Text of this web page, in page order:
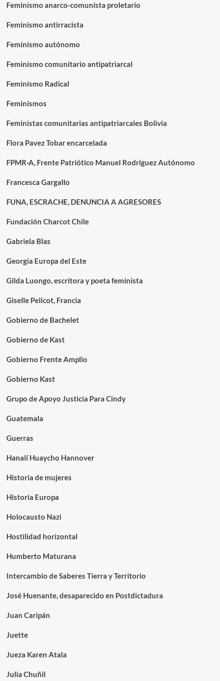
Feminismo anarco-comunista proletario
Feminismo antirracista
Feminismo autónomo
Feminismo comunitario antipatriarcal
Feminismo Radical
Feminismos
Feministas comunitarias antipatriarcales Bolivia
Flora Pavez Tobar encarcelada
FPMR-A, Frente Patriótico Manuel Rodríguez Autónomo
Francesca Gargallo
FUNA, ESCRACHE, DENUNCIA A AGRESORES
Fundación Charcot Chile
Gabriela Blas
Georgia Europa del Este
Gilda Luongo, escritora y poeta feminista
Giselle Pelicot, Francia
Gobierno de Bachelet
Gobierno de Kast
Gobierno Frente Amplio
Gobierno Kast
Grupo de Apoyo Justicia Para Cindy
Guatemala
Guerras
Hanalí Huaycho Hannover
Historia de mujeres
Historia Europa
Holocausto Nazi
Hostilidad horizontal
Humberto Maturana
Intercambio de Saberes Tierra y Territorio
José Huenante, desaparecido en Postdictadura
Juan Caripán
Juette
Jueza Karen Atala
Julia Chuñil